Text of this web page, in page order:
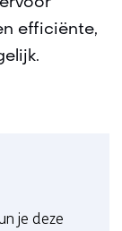
efficiënte,
je deze